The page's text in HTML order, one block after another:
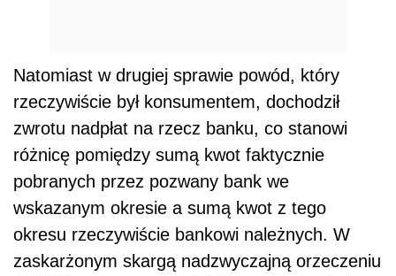
Natomiast w drugiej sprawie powód, który
rzeczywiście był konsumentem, dochodził
zwrotu nadpłat na rzecz banku, co stanowi
różnicę pomiędzy sumą kwot faktycznie
pobranych przez pozwany bank we
wskazanym okresie a sumą kwot z tego
okresu rzeczywiście bankowi należnych. W
zaskarżonym skargą nadzwyczajną orzeczeniu